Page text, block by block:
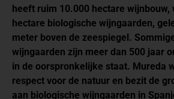
heeft ruim 10.000 hectare wijnbouw,
hectare biologische wijngaarden,
meter boven de zeespiegel.
wijngaarden zijn meer dan 500 jaar
in de oorspronkelijke staat. Mureda
respect voor de natuur en bezit de
aan biologische wijngaarden in